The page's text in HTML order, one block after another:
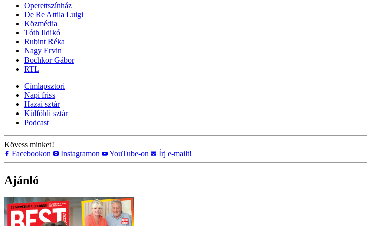
Operettszínház
De Re Attila Luigi
Közmédia
Tóth Ildikó
Rubint Réka
Nagy Ervin
Bochkor Gábor
RTL
Címlapsztori
Napi friss
Hazai sztár
Külföldi sztár
Podcast
Kövess minket!
Facebookon
Instagramon YouTube-on Írj e-mailt!
Ajánló